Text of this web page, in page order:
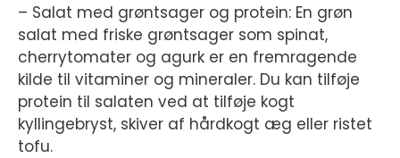
– Salat med grøntsager og protein: En grøn
salat med friske grøntsager som spinat,
cherrytomater og agurk er en fremragende
kilde til vitaminer og mineraler. Du kan tilføje
protein til salaten ved at tilføje kogt
kyllingebryst, skiver af hårdkogt æg eller ristet
tofu.